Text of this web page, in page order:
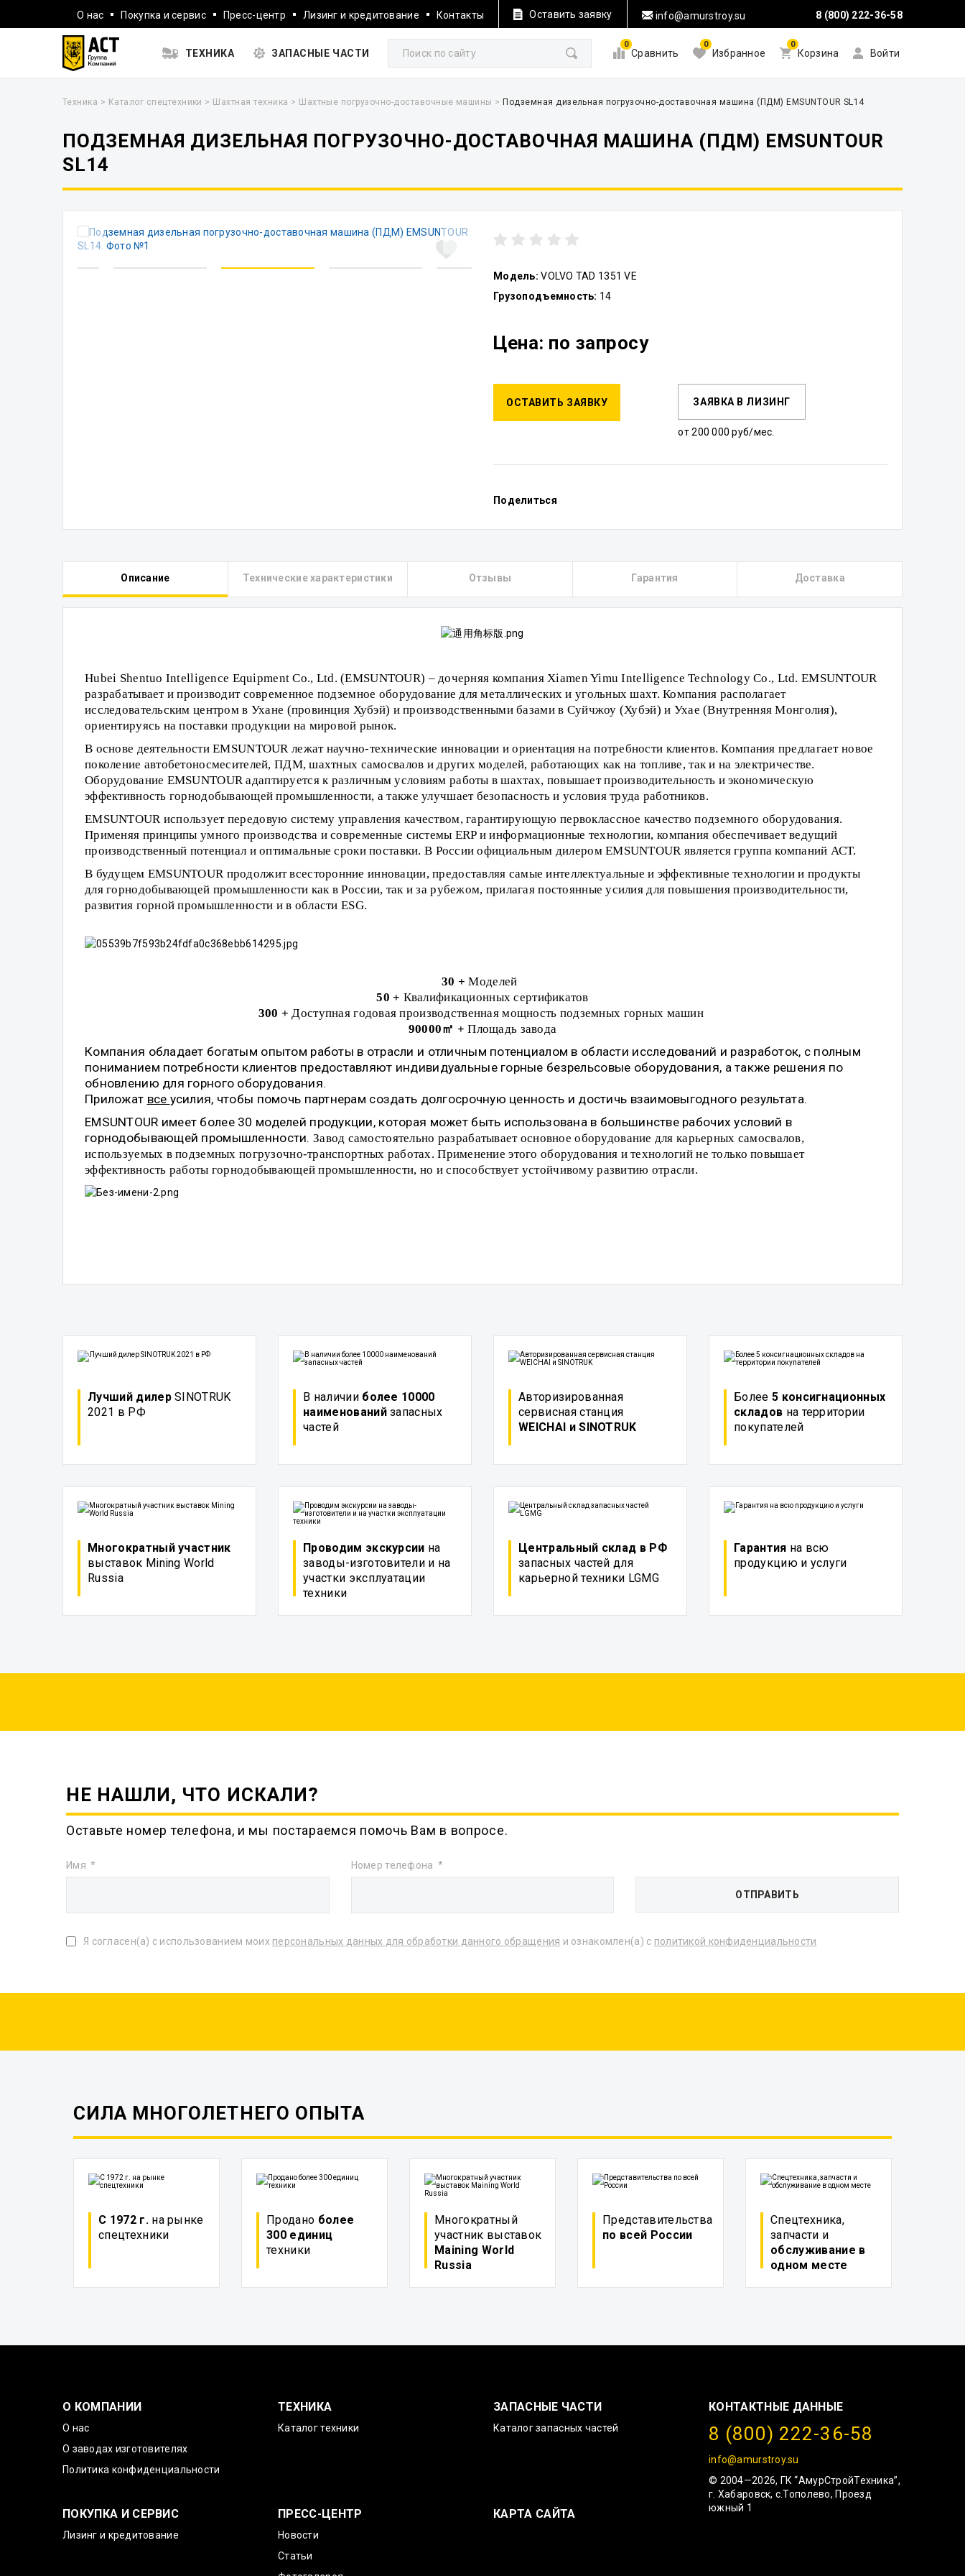
О нас Покупка и сервис Пресс-центр Лизинг и кредитование Контакты Оставить заявку info@amurstroy.su 8 (800) 222-36-58
ТЕХНИКА ЗАПАСНЫЕ ЧАСТИ
0
Сравнить
0
Избранное
0
Корзина Войти
Техника > Каталог спецтехники > Шахтная техника > Шахтные погрузочно-доставочные машины > Подземная дизельная погрузочно-доставочная машина (ПДМ) EMSUNTOUR SL14
ПОДЗЕМНАЯ ДИЗЕЛЬНАЯ ПОГРУЗОЧНО-ДОСТАВОЧНАЯ МАШИНА (ПДМ) EMSUNTOUR
SL14
Модель: VOLVO TAD 1351 VE
Грузоподъемность: 14
Цена: по запросу
ОСТАВИТЬ ЗАЯВКУ ЗАЯВКА В ЛИЗИНГ
от 200 000 руб/мес.
Поделиться
Описание Технические характеристики Отзывы Гарантия Доставка
Hubei Shentuo Intelligence Equipment Co., Ltd. (EMSUNTOUR) – дочерняя компания Xiamen Yimu Intelligence Technology Co., Ltd. EMSUNTOUR
разрабатывает и производит современное подземное оборудование для металлических и угольных шахт. Компания располагает
исследовательским центром в Ухане (провинция Хубэй) и производственными базами в Суйчжоу (Хубэй) и Ухае (Внутренняя Монголия),
ориентируясь на поставки продукции на мировой рынок.
В основе деятельности EMSUNTOUR лежат научно-технические инновации и ориентация на потребности клиентов. Компания предлагает новое
поколение автобетоносмесителей, ПДМ, шахтных самосвалов и других моделей, работающих как на топливе, так и на электричестве.
Оборудование EMSUNTOUR адаптируется к различным условиям работы в шахтах, повышает производительность и экономическую
эффективность горнодобывающей промышленности, а также улучшает безопасность и условия труда работников.
EMSUNTOUR использует передовую систему управления качеством, гарантирующую первоклассное качество подземного оборудования.
Применяя принципы умного производства и современные системы ERP и информационные технологии, компания обеспечивает ведущий
производственный потенциал и оптимальные сроки поставки. В России официальным дилером EMSUNTOUR является группа компаний АСТ.
В будущем EMSUNTOUR продолжит всесторонние инновации, предоставляя самые интеллектуальные и эффективные технологии и продукты
для горнодобывающей промышленности как в России, так и за рубежом, прилагая постоянные усилия для повышения производительности,
развития горной промышленности и в области ESG.
30 + Моделей
50+ Квалификационных сертификатов
300 + Доступная годовая производственная мощность подземных горных машин
90000㎡ + Площадь завода
Компания обладает богатым опытом работы в отрасли и отличным потенциалом в области исследований и разработок, с полным
пониманием потребности клиентов предоставляют индивидуальные горные безрельсовые оборудования, а также решения по
обновлению для горного оборудования.
Приложат все усилия, чтобы помочь партнерам создать долгосрочную ценность и достичь взаимовыгодного результата.
EMSUNTOUR имеет более 30 моделей продукции, которая может быть использована в большинстве рабочих условий в
горнодобывающей промышленности. Завод самостоятельно разрабатывает основное оборудование для карьерных самосвалов,
используемых в подземных погрузочно-транспортных работах. Применение этого оборудования и технологий не только повышает
эффективность работы горнодобывающей промышленности, но и способствует устойчивому развитию отрасли.
Лучший дилерSINOTRUK
2021 в РФ
В наличии более 10000
наименованийзапасных
частей
Авторизированная
сервисная станция
WEICHAI и SINOTRUK
Более 5 консигнационных
складов на территории
покупателей
Многократный участник
выставок Mining World
Russia
Проводим экскурсии на
заводы-изготовители и на
участки эксплуатации
техники
Центральный склад в РФ
запасных частей для
карьерной техники LGMG
Гарантия на всю
продукцию и услуги
НЕ НАШЛИ, ЧТО ИСКАЛИ?
Оставьте номер телефона, и мы постараемся помочь Вам в вопросе.
Имя Номер телефона
Я согласен(а) с использованием моих персональных данных для обработки данного обращения и ознакомлен(а) с политикой конфиденциальности
СИЛА МНОГОЛЕТНЕГО ОПЫТА
С 1972 г.на рынке
спецтехники
Продано более
300 единиц
техники
Многократный
участник выставок
Maining World
Russia
Представительства
по всей России
Спецтехника,
запчасти и
обслуживание в
одном месте
О КОМПАНИИ
О нас
О заводах изготовителях
Политика конфиденциальности
ТЕХНИКА
Каталог техники
ЗАПАСНЫЕ ЧАСТИ
Каталог запасных частей
ПОКУПКА И СЕРВИС
Лизинг и кредитование
ПРЕСС-ЦЕНТР
Новости
Статьи
КАРТА САЙТА
КОНТАКТНЫЕ ДАННЫЕ
8 (800) 222-36-58
info@amurstroy.su
© 2004—2026, ГК “АмурСтройТехника”,
г. Хабаровск, с.Тополево, Проезд
южный 1